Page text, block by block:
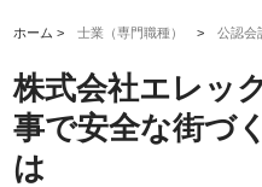
ホーム >士業（専門職種） >公認会
株式会社エレッ
事で安全な街づ
は